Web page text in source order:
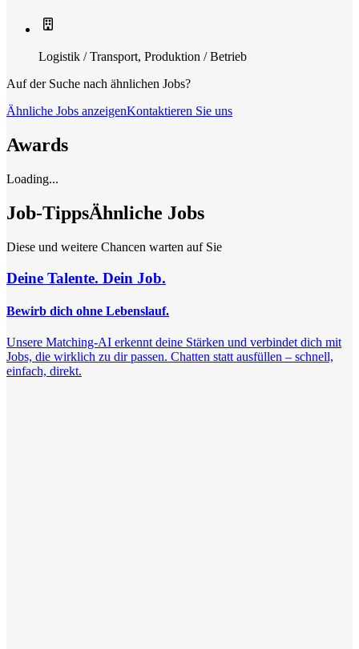
Logistik / Transport, Produktion / Betrieb
Auf der Suche nach ähnlichen Jobs?
Ähnliche Jobs anzeigenKontaktieren Sie uns
Awards
Loading...
Job-TippsÄhnliche Jobs
Diese und weitere Chancen warten auf Sie
Deine Talente. Dein Job.
Bewirb dich ohne Lebenslauf.
Unsere Matching-AI erkennt deine Stärken und verbindet dich mit
Jobs, die wirklich zu dir passen. Chatten statt ausfüllen – schnell,
einfach, direkt.